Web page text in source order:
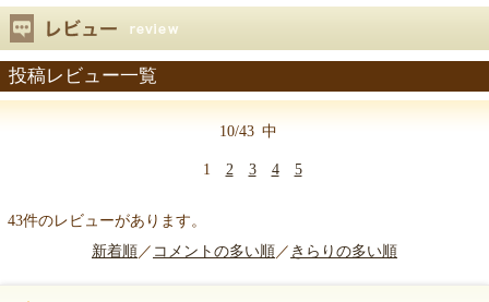
投稿レビュー一覧
10/43 中
1 2 3 4 5
43件のレビューがあります。
新着順／ コメントの多い順／ きらりの多い順